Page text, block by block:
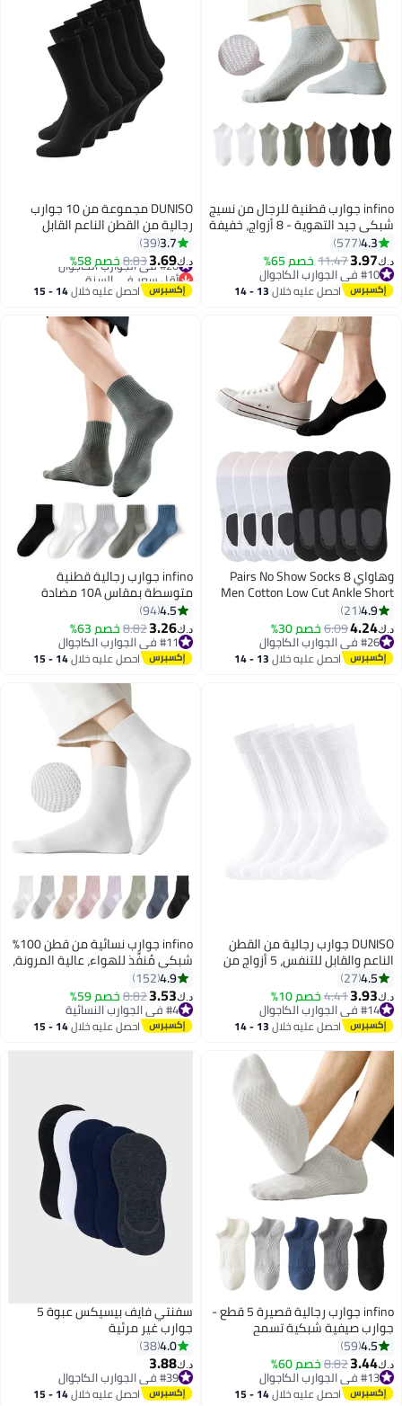
4
infino جوارب قطنية للرجال من نسيج
شبكي جيد التهوية - 8 أزواج، خفيفة
الوزن ومريحة للربيع والصيف
والخريف
4.3
577
د.ك‏3.97
11.47خصم 65%
#10 في الجوارب الكاجوال
#10 في الجوارب الكاجوال احصل عليه خلال 13 - 14
DUNISO مجموعة من 10 جوارب
رجالية من القطن الناعم القابل
للتنفس، جوارب رياضية طويلة غير
رسمية للرجال (أسود)
3.7
39
د.ك‏3.69
8.83خصم 58% #20 في الجوارب الكاجوال
أقل سعر في السنة
#20 في الجوارب الكاجوال احصل عليه خلال 14 - 15
وهاواي 8 Pairs No Show Socks
Men Cotton Low Cut Ankle Short
Socks with Non Slip Grip Liner for
Athletic Running Invisible Liner
Socks (4 Black + 4white)
4.9
21
د.ك‏4.24
6.09خصم 30%
#26 في الجوارب الكاجوال
#26 في الجوارب الكاجوال احصل عليه خلال 13 - 14
3
infino جوارب رجالية قطنية
متوسطة بمقاس 10A مضادة
بدون خياطة للأصابع (5 أزواج، ألوان
متنوعة)
4.5
94
د.ك‏3.26
8.82خصم 63%
#11 في الجوارب الكاجوال
#11 في الجوارب الكاجوال احصل عليه خلال 14 - 15
DUNISO جوارب رجالية من القطن
الناعم والقابل للتنفس، 5 أزواج من
الجوارب الرسمية للأعمال التجارية،
جوارب رياضية طويلة (أبيض)
4.5
27
د.ك‏3.93
4.41خصم 10%
#14 في الجوارب الكاجوال
#14 في الجوارب الكاجوال احصل عليه خلال 13 - 14
2
infino جوارب نسائية من قطن 100%
شبكي مُنفِّذ للهواء، عالية المرونة،
مضادة للبكتيريا ومقاومة للروائح،
مع طرف سلس (بدون خياطة) - عبوة
من 8 أزواج
4.9
152
د.ك‏3.53
8.82خصم 59%
#4 في الجوارب النسائية
#4 في الجوارب النسائية احصل عليه خلال 14 - 15
3
infino جوارب رجالية قصيرة 5 قطع -
جوارب صيفية شبكية تسمح
للبكتيريا، تمتص الرطوبة، وبها نعل
مساج مضاد للانزلاق
4.5
59
د.ك‏3.44
8.82خصم 60%
#13 في الجوارب الكاجوال
#13 في الجوارب الكاجوال احصل عليه خلال 14 - 15
سفنتي فايف بيسيكس عبوة 5
جوارب غير مرئية
4.0
38
د.ك‏3.88
#39 في الجوارب الكاجوال
#39 في الجوارب الكاجوال احصل عليه خلال 14 - 15